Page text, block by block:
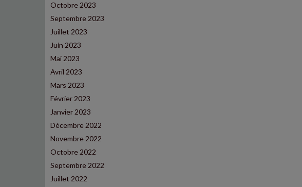
Octobre 2023
Septembre 2023
Juillet 2023
Juin 2023
Mai 2023
Avril 2023
Mars 2023
Février 2023
Janvier 2023
Décembre 2022
Novembre 2022
Octobre 2022
Septembre 2022
Juillet 2022